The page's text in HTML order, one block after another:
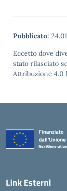
Pubblicato:
Eccetto dove
stato rilasciato
Attribuzione 4.0
Link Esterni